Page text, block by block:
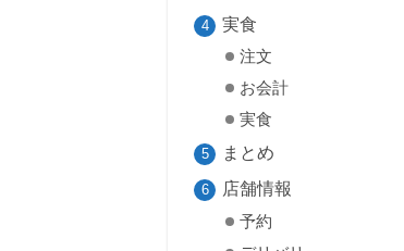
実食
注文
お会計
実食
まとめ
店舗情報
予約